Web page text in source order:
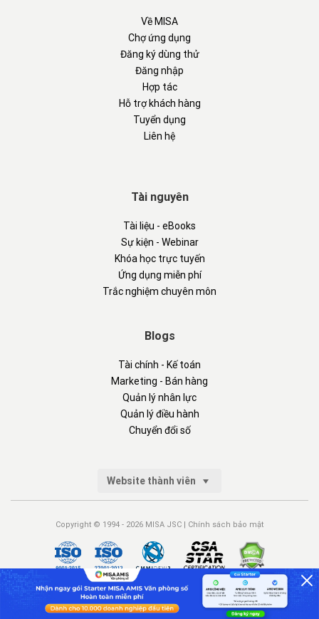
Về MISA
Chợ ứng dụng
Đăng ký dùng thử
Đăng nhập
Hợp tác
Hỗ trợ khách hàng
Tuyển dụng
Liên hệ
Tài nguyên
Tài liệu - eBooks
Sự kiện - Webinar
Khóa học trực tuyến
Ứng dụng miễn phí
Trắc nghiệm chuyên môn
Blogs
Tài chính - Kế toán
Marketing - Bán hàng
Quản lý nhân lực
Quản lý điều hành
Chuyển đổi số
Website thành viên
Copyright © 1994 - 2026 MISA JSC | Chính sách bảo mật